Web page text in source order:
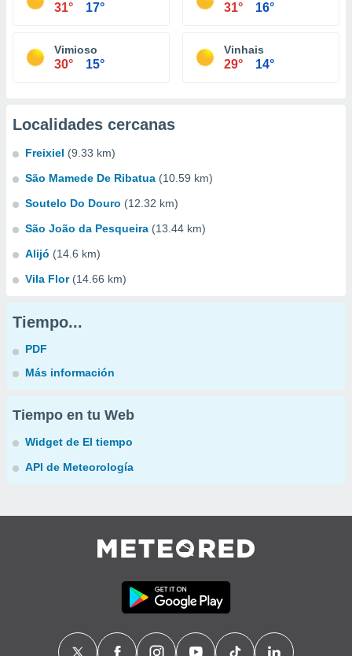
31° 17° 31° 16°
Vimioso
30° 15°
Vinhais
29° 14°
Localidades cercanas
Freixiel (9.33 km)
São Mamede De Ribatua (10.59 km)
Soutelo Do Douro (12.32 km)
São João da Pesqueira (13.44 km)
Alijó (14.6 km)
Vila Flor (14.66 km)
Tiempo...
PDF
Más información
Tiempo en tu Web
Widget de El tiempo
API de Meteorología